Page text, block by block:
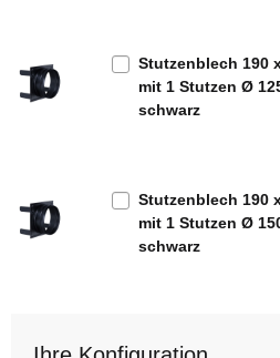
Stutzenblech 190
mit 1 Stutzen Ø
schwarz
Stutzenblech 190
mit 1 Stutzen Ø
schwarz